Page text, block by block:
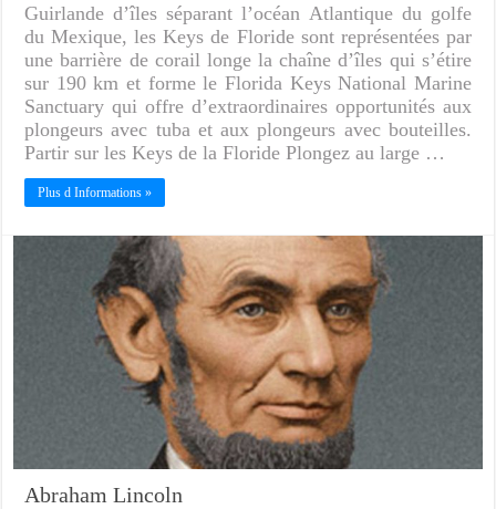
Guirlande d’îles séparant l’océan Atlantique du golfe
du Mexique, les Keys de Floride sont représentées par
une barrière de corail longe la chaîne d’îles qui s’étire
sur 190 km et forme le Florida Keys National Marine
Sanctuary qui offre d’extraordinaires opportunités aux
plongeurs avec tuba et aux plongeurs avec bouteilles.
Partir sur les Keys de la Floride Plongez au large …
Plus d Informations »
Abraham Lincoln